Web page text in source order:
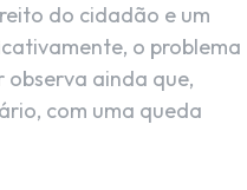
do cidadão e um
o problema
observa ainda que,
com uma queda